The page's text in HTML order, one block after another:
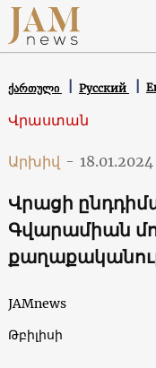
ქართული Русский
Վրաստան
Արխիվ - 18.01.2024
Վրացի
Գվարամիան
JAMnews
Թբիլիսի